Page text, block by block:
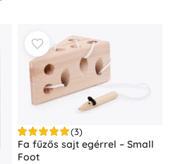
(3)
Fa fűzős sajt egérrel – Small
Foot